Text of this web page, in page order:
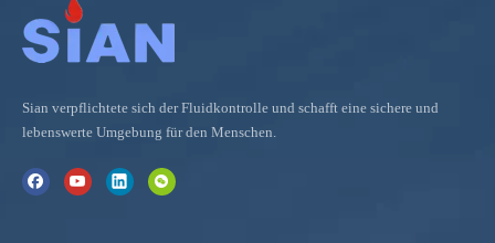
Sian verpflichtete sich der Fluidkontrolle und schafft eine sichere und
lebenswerte Umgebung für den Menschen.